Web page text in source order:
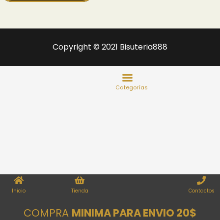
Copyright © 2021 Bisuteria888
Inicio Tienda Contactos
COMPRA MINIMA PARA ENVIO 20$